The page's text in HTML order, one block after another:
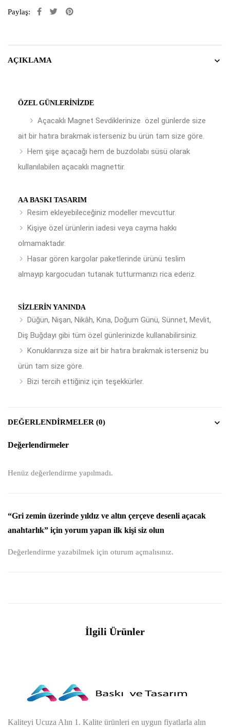
Paylaş:
AÇIKLAMA
ÖZEL GÜNLERINIZDE
Açacaklı Magnet Sevdiklerinize özel günlerde size
ait bir hatıra bırakmak isterseniz bu ürün tam size göre.
Hem şişe açacağı hem de buzdolabı süsü olarak
kullanılabilen açacaklı magnettir.
AA BASKI TASARIM
Resim ekleyebileceğiniz modeller mevcuttur.
Kişiye özel ürünlerin iadesi veya cayma hakkı
olmamaktadır.
Hasar gören kargolar paketlerinde ürünü teslim
almayıp kargocudan tutanak tutturmanızı rica ederiz.
SIZLERIN YANINDA
Düğün, Nişan, Nikâh, Kına, Doğum Günü, Sünnet, Mevlit,
Diş Buğdayı gibi tüm özel günlerinizde kullanabilirsiniz.
Konuklarınıza size ait bir hatıra bırakmak isterseniz bu
ürün tam size göre.
Bizi tercih ettiğiniz için teşekkürler.
DEĞERLENDIRMELER (0)
Değerlendirmeler
Henüz değerlendirme yapılmadı.
“Gri zemin üzerinde yıldız ve altın çerçeve desenli açacak
anahtarlık” için yorum yapan ilk kişi siz olun
Değerlendirme yazabilmek için oturum açmalısınız.
İlgili Ürünler
Kaliteyi Ucuza Alın 1. Kalite ürünleri en uygun fiyatlarla alın